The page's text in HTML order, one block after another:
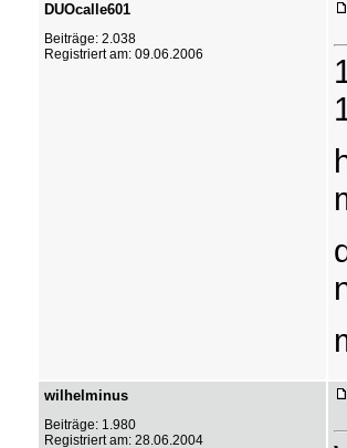
DUOcalle601
Beiträge: 2.038
Registriert am: 09.06.2006
wilhelminus
Beiträge: 1.980
Registriert am: 28.06.2004